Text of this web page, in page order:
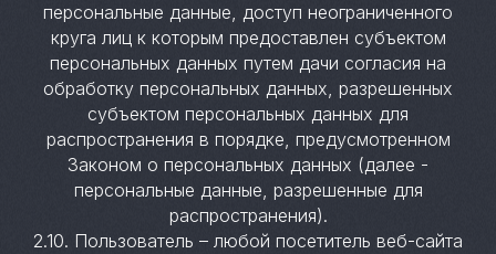
персональные данные, доступ неограниченного
круга лиц к которым предоставлен субъектом
персональных данных путем дачи согласия на
обработку персональных данных, разрешенных
субъектом персональных данных для
распространения в порядке, предусмотренном
Законом о персональных данных (далее -
персональные данные, разрешенные для
распространения).
2.10. Пользователь – любой посетитель веб-сайта